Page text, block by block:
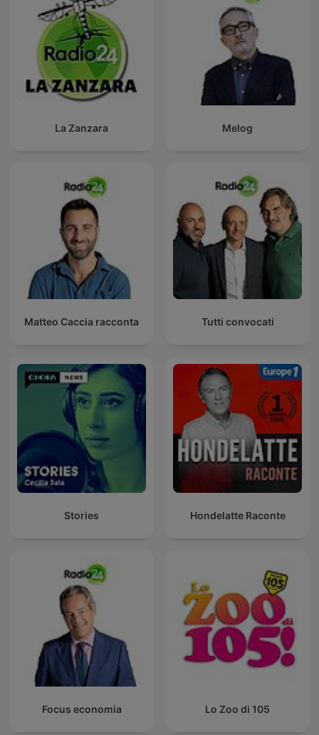
La Zanzara Melog
Matteo Caccia racconta Tutti convocati
Stories Hondelatte Raconte
Focus economia Lo Zoo di 105